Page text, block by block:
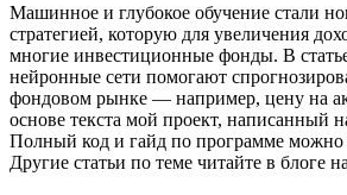
Машинное и глубокое обучение стали
стратегией, которую для увеличения
многие инвестиционные фонды. В
нейронные сети помогают
фондовом рынке — например, цену на
основе текста мой проект, написанный
Полный код и гайд по программе можно
Другие статьи по теме читайте в блоге